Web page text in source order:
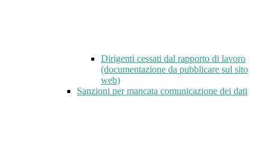
Dirigenti cessati dal rapporto di lavoro
(documentazione da pubblicare sul sito
web)
Sanzioni per mancata comunicazione dei dati